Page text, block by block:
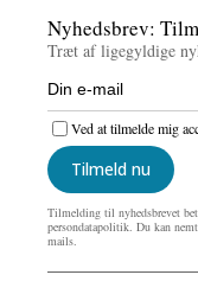
Nyhedsbrev:
Træt af ligegyldige
Tilmeld nu
Ved at tilmelde mig
Tilmelding til nyhedsbrevet
persondatapolitik. Du kan
mails.